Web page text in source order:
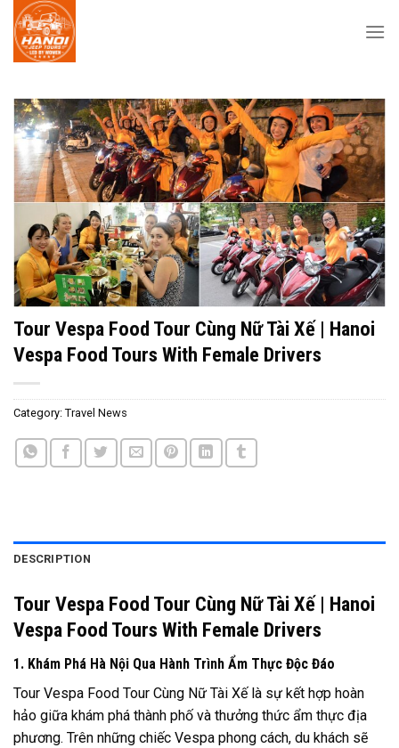
Skip
content
Tour Vespa Food Tour Cùng Nữ Tài Xế | Hanoi
Vespa Food Tours With Female Drivers
Category: Travel News
DESCRIPTION
Tour Vespa Food Tour Cùng Nữ Tài Xế | Hanoi
Vespa Food Tours With Female Drivers
1. Khám Phá Hà Nội Qua Hành Trình Ẩm Thực Độc Đáo
Tour Vespa Food Tour Cùng Nữ Tài Xế là sự kết hợp hoàn
hảo giữa khám phá thành phố và thưởng thức ẩm thực địa
phương. Trên những chiếc Vespa phong cách, du khách sẽ